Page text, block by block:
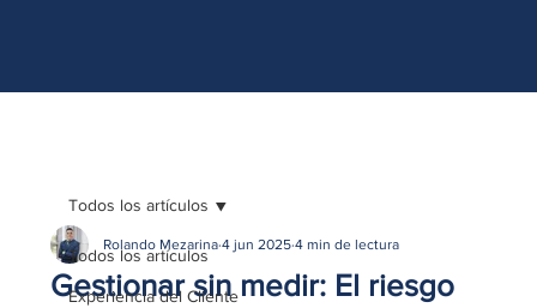
Todos los artículos
Experiencia del Cliente
Todos los artículos
Gestionar sin medir: El riesgo
Rolando Mezarina 4 jun 2025 4 min de lectura